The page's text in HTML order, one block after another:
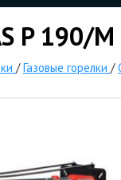
P 190/M
/Газовые горелки /